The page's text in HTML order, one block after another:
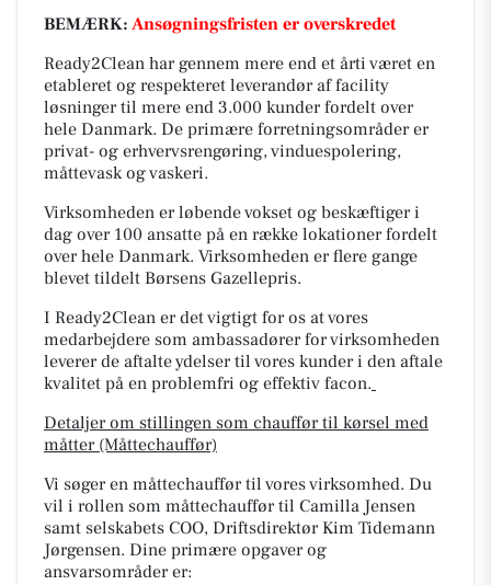
BEMÆRK: Ansøgningsfristen er overskredet
Ready2Clean har gennem mere end et årti været en
etableret og respekteret leverandør af facility
løsninger til mere end 3.000 kunder fordelt over
hele Danmark. De primære forretningsområder er
privat- og erhvervsrengøring, vinduespolering,
måttevask og vaskeri.
Virksomheden er løbende vokset og beskæftiger i
dag over 100 ansatte på en række lokationer fordelt
over hele Danmark. Virksomheden er flere gange
blevet tildelt Børsens Gazellepris.
I Ready2Clean er det vigtigt for os at vores
medarbejdere som ambassadører for virksomheden
leverer de aftalte ydelser til vores kunder i den aftale
kvalitet på en problemfri og effektiv facon.
Detaljer om stillingen som chauffør til kørsel med
måtter (Måttechauffør)
Vi søger en måttechauffør til vores virksomhed. Du
vil i rollen som måttechauffør til Camilla Jensen
samt selskabets COO, Driftsdirektør Kim Tidemann
Jørgensen. Dine primære opgaver og
ansvarsområder er: